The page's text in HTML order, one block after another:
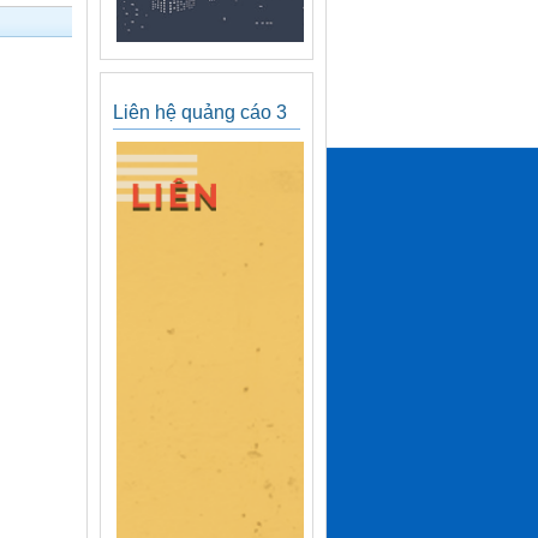
Liên hệ quảng cáo 3